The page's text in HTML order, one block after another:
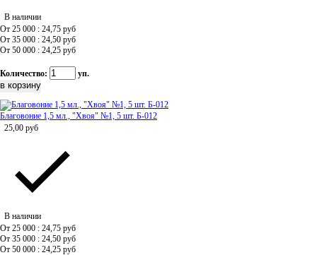
В наличии
От 25 000 : 24,75 руб
От 35 000 : 24,50 руб
От 50 000 : 24,25 руб
Количество: уп.
Благовоние 1,5 мл., "Хвоя" №1, 5 шт. Б-012
25,00 руб
В наличии
От 25 000 : 24,75 руб
От 35 000 : 24,50 руб
От 50 000 : 24,25 руб